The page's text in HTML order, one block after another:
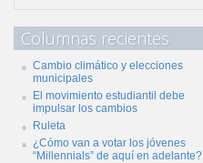
Columnas recientes
Cambio climático y elecciones
municipales
El movimiento estudiantil debe
impulsar los cambios
Ruleta
¿Cómo van a votar los jóvenes
“Millennials” de aquí en adelante?